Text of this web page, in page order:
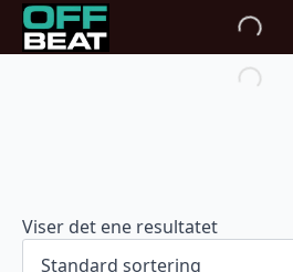
Viser det ene resultatet